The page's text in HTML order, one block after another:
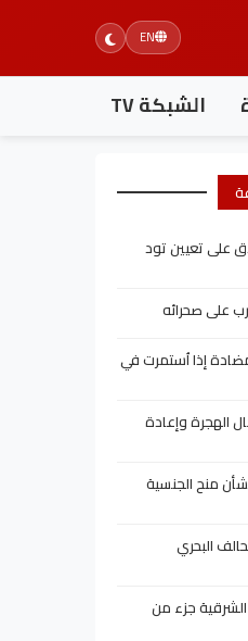
EN
الشبكة TV
على تعيين تود
على صحرائه
إذا اُستمرت في
الهجرة وإعادة
منح الجنسية
البحري
جزء من